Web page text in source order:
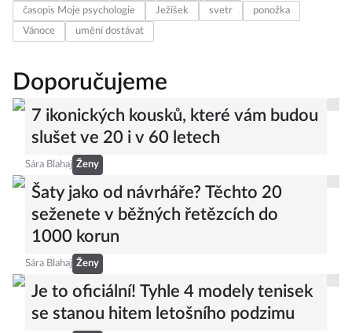
časopis Moje psychologie
Ježíšek svetr
ponožka
Vánoce
umění dostávat
Doporučujeme
7 ikonických kousků, které vám budou
slušet ve 20 i v 60 letech
Sára Blahaj Ženy
Šaty jako od návrháře? Těchto 20
seženete v běžných řetězcích do
1000 korun
Sára Blahaj Ženy
Je to oficiální! Tyhle 4 modely tenisek
se stanou hitem letošního podzimu